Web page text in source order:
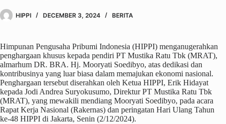
HIPPI DECEMBER 3, 2024 BERITA
Himpunan Pengusaha Pribumi Indonesia (HIPPI) menganugerahkan
penghargaan khusus kepada pendiri PT Mustika Ratu Tbk (MRAT),
almarhum DR. BRA. Hj. Mooryati Soedibyo, atas dedikasi dan
kontribusinya yang luar biasa dalam memajukan ekonomi nasional.
Penghargaan tersebut diserahkan oleh Ketua HIPPI, Erik Hidayat
kepada Jodi Andrea Suryokusumo, Direktur PT Mustika Ratu Tbk
(MRAT), yang mewakili mendiang Mooryati Soedibyo, pada acara
Rapat Kerja Nasional (Rakernas) dan peringatan Hari Ulang Tahun
ke-48 HIPPI di Jakarta, Senin (2/12/2024).